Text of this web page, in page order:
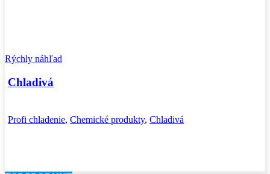
Rýchly náhľad
Chladivá
Profi chladenie, Chemické produkty, Chladivá